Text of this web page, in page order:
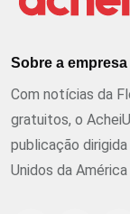
Sobre a empresa
Com notícias da
gratuitos, o
publicação
Unidos da América